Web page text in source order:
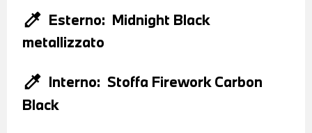
colorize Esterno: Midnight Black
metallizzato
colorize Interno: Stoffa Firework Carbon
Black